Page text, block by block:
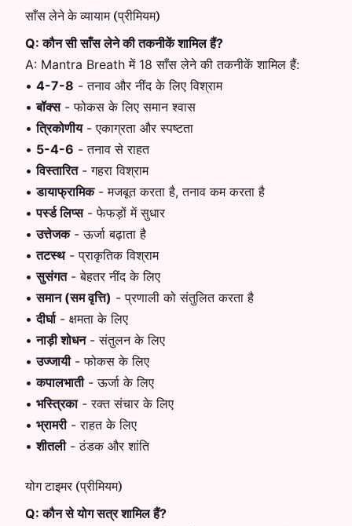
साँस लेने के व्यायाम (प्रीमियम)
Q:कौन सी साँस लेने की तकनीकें शामिल हैं?
A: Mantra Breath में 18 साँस लेने की तकनीकें शामिल हैं:
• 4-7-8 -तनाव और नींद के लिए विश्राम
•बॉक्स-फोकस के लिए समान श्वास
•त्रिकोणीय-एकाग्रता और स्पष्टता
• 5-4-6 -तनाव से राहत
•विस्तारित-गहरा विश्राम
•डायाफ्रामिक-मजबूत करता है, तनाव कम करता है
•पर्स्ड लिप्स-फेफड़ों में सुधार
•उत्तेजक-ऊर्जा बढ़ाता है
•तटस्थ-प्राकृतिक विश्राम
•सुसंगत-बेहतर नींद के लिए
•समान (सम वृत्ति) -प्रणाली को संतुलित करता है
•दीर्घा- क्षमता के लिए
•नाड़ी शोधन-संतुलन के लिए
•उज्जायी-फोकस के लिए
•कपालभाती-ऊर्जा के लिए
• भस्त्रिका-रक्त संचार के लिए
• भ्रामरी-राहत के लिए
•शीतली-ठंडक और शांति
योग टाइमर (प्रीमियम)
Q:कौन से योग सत्र शामिल हैं?